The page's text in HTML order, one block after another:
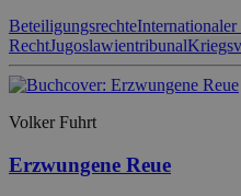
Beteiligungsrechte
RechtJugoslawientribunal
Volker Fuhrt
Erzwungene Reue